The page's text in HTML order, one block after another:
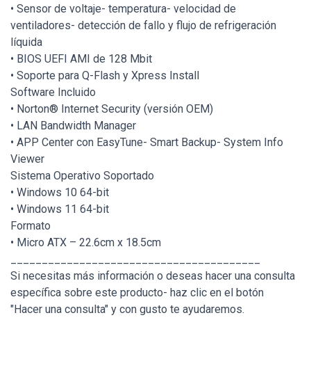
• Sensor de voltaje- temperatura- velocidad de
ventiladores- detección de fallo y flujo de refrigeración
líquida
• BIOS UEFI AMI de 128 Mbit
• Soporte para Q-Flash y Xpress Install
Software Incluido
• Norton® Internet Security (versión OEM)
• LAN Bandwidth Manager
• APP Center con EasyTune- Smart Backup- System Info
Viewer
Sistema Operativo Soportado
• Windows 10 64-bit
• Windows 11 64-bit
Formato
• Micro ATX – 22.6cm x 18.5cm
Si necesitas más información o deseas hacer una consulta
específica sobre este producto- haz clic en el botón
"Hacer una consulta" y con gusto te ayudaremos.